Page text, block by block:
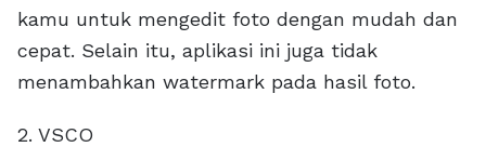
kamu untuk mengedit foto dengan mudah dan
cepat. Selain itu, aplikasi ini juga tidak
menambahkan watermark pada hasil foto.
2. VSCO